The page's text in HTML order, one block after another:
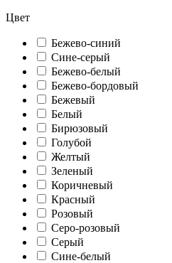
Цвет
Бежево-синий
Сине-серый
Бежево-белый
Бежево-бордовый
Бежевый
Белый
Бирюзовый
Голубой
Желтый
Зеленый
Коричневый
Красный
Розовый
Серо-розовый
Серый
Сине-белый